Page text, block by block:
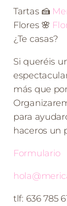
Tartas 🍰
Flores 🌸
¿Te casas?
Si queréis
más que
para
haceros un
Formulario
tlf: 636 785